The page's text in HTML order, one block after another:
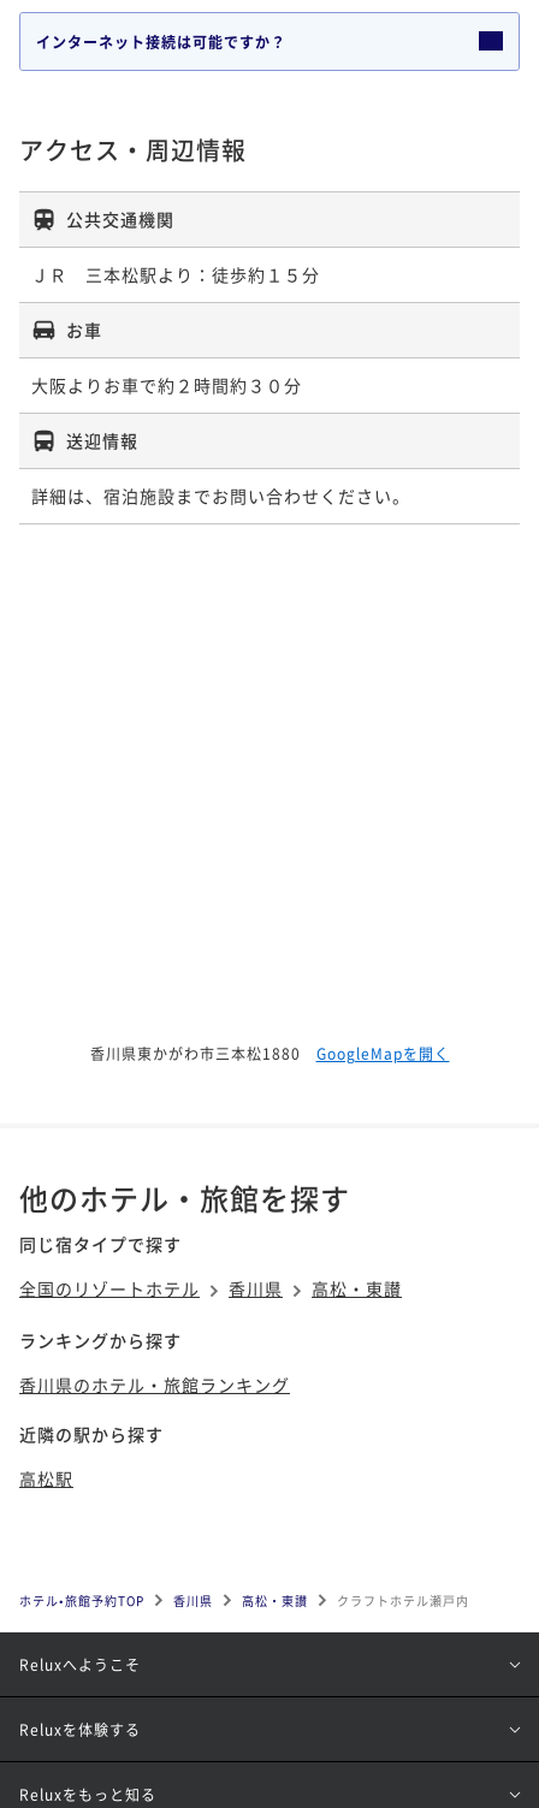
インターネット接続は可能ですか？
アクセス・周辺情報
公共交通機関
ＪＲ　三本松駅より：徒歩約１５分
お車
大阪よりお車で約２時間約３０分
送迎情報
詳細は、宿泊施設までお問い合わせください。
香川県東かがわ市三本松1880 GoogleMapを開く
他のホテル・旅館を探す
同じ宿タイプで探す
全国のリゾートホテル
香川県 高松・東讃
ランキングから探す
香川県のホテル・旅館ランキング
近隣の駅から探す
高松駅
ホテル•旅館予約TOP 香川県 高松・東讃 クラフトホテル瀬戸内
Reluxへようこそ
Reluxを体験する
Reluxをもっと知る